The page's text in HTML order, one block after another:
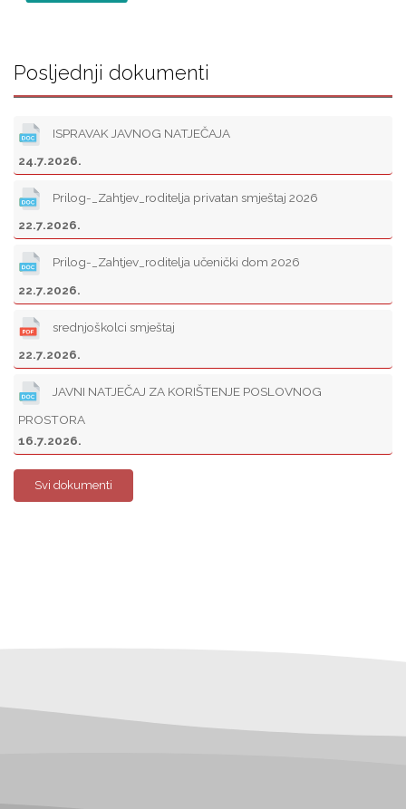
Posljednji dokumenti
ISPRAVAK JAVNOG NATJEČAJA
24.7.2026.
Prilog-_Zahtjev_roditelja privatan smještaj 2026
22.7.2026.
Prilog-_Zahtjev_roditelja učenički dom 2026
22.7.2026.
srednjoškolci smještaj
22.7.2026.
JAVNI NATJEČAJ ZA KORIŠTENJE POSLOVNOG
PROSTORA
16.7.2026.
Svi dokumenti